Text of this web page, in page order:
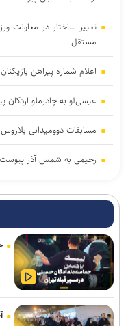
تغییر ساختار در معاونت
مستقل
اعلام شماره پیراهن
عیسی‌لو به چادرملو اردکان
مسابقات دوومیدانی بلاروس| کسب ۶ مدال توسط
رحیمی به شمس آذر پیوست
صنعت نفت مهاجم مس شهر
برتری استقلال مقابل همنام
اضافه شدن بازیکنان امید
هزاریان: امیدواریم تا قبل